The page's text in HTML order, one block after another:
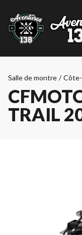
Salle de montre /
TRAIL